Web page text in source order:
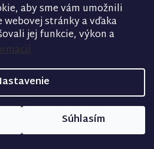
aby sme vám umožnili
stránky a vďaka
jej funkcie, výkon a
Súhlasím